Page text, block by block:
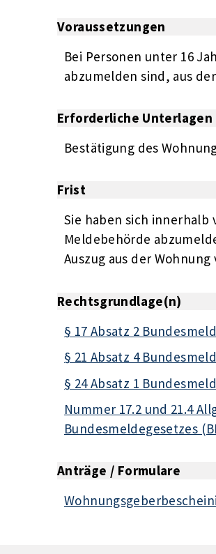
Voraussetzungen
Bei Personen unter 16
abzumelden sind, aus
Erforderliche Unterlagen
Bestätigung des
Frist
Sie haben sich innerhalb
Meldebehörde
Auszug aus der
Rechtsgrundlage(n)
§ 17 Absatz 2
§ 21 Absatz 4
§ 24 Absatz 1
Nummer 17.2 und 21.4
Bundesmeldegesetzes
Anträge / Formulare